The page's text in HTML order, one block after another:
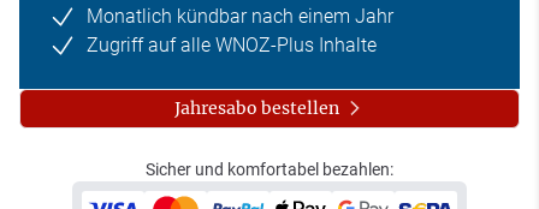
Monatlich kündbar nach einem Jahr
Zugriff auf alle WNOZ-Plus Inhalte
Jahresabo bestellen
Sicher und komfortabel bezahlen: